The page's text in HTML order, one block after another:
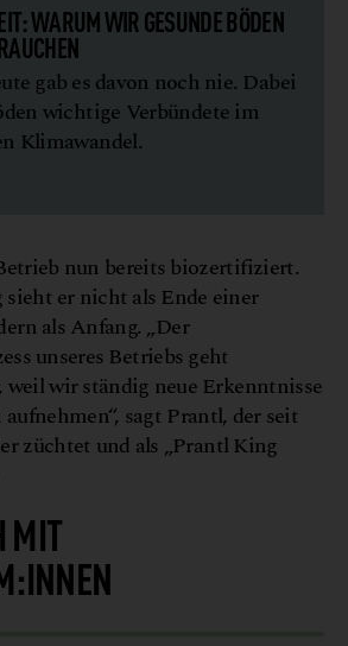
WARUM WIR GESUNDE BÖDEN
gab es davon noch nie. Dabei
wichtige Verbündete im
Klimawandel.
nun bereits biozertifiziert.
er nicht als Ende einer
als Anfang. „Der
unseres Betriebs geht
weil wir ständig neue Erkenntnisse
sagt Prantl, der seit
züchtet und als „Prantl King
MIT